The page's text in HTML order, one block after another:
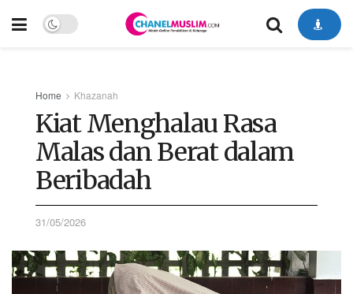
Home Khazanah
Kiat Menghalau Rasa
Malas dan Berat dalam
Beribadah
31/05/2026